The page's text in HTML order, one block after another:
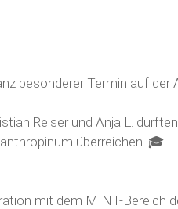
besonderer Termin auf der
Reiser und Anja L.
überreichen. 🎓
mit dem MINT-Bereich